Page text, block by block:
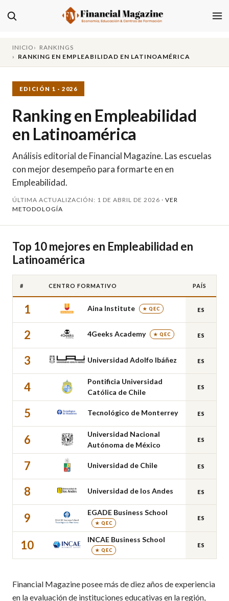
INICIO
RANKINGS
RANKING EN EMPLEABILIDAD EN LATINOAMÉRICA
EDICIÓN 1 · 2026
Ranking en Empleabilidad
en Latinoamérica
Análisis editorial de Financial Magazine. Las escuelas
con mejor desempeño para formarte en en
Empleabilidad.
ÚLTIMA ACTUALIZACIÓN: 1 DE ABRIL DE 2026 · VER
METODOLOGÍA
Top 10 mejores en Empleabilidad en
Latinoamérica
# CENTRO FORMATIVO PAÍS
1 Aina Institute ★ QEC ES
2 4Geeks Academy ★ QEC ES
3 Universidad Adolfo Ibáñez ES
4
Pontificia Universidad
Católica de Chile
ES
5 Tecnológico de Monterrey ES
6
Universidad Nacional
Autónoma de México
ES
7 Universidad de Chile ES
8 Universidad de los Andes ES
9 EGADE Business School
★ QEC
ES
10 INCAE Business School
★ QEC
ES
Financial Magazine posee más de diez años de experiencia
en la evaluación de instituciones educativas en la región,